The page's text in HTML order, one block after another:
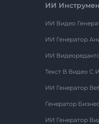
ИИ
ИИ Видео
ИИ Генератор
ИИ
Текст В Видео С
ИИ Генератор
Генератор
ИИ Генератор